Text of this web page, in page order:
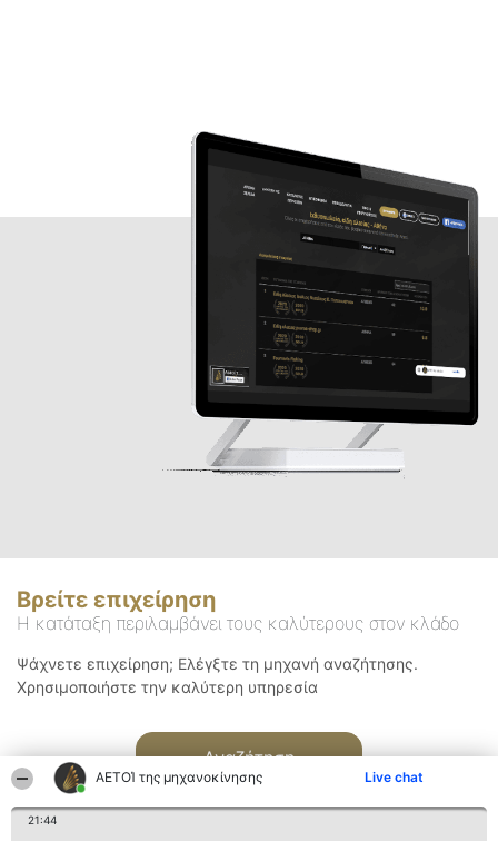
ΑΕΤΟΊ της μηχανοκίνησης Live chat
21:44
Βρείτε επιχείρηση
Η κατάταξη περιλαμβάνει τους καλύτερους στον κλάδο
Ψάχνετε επιχείρηση; Ελέγξτε τη μηχανή αναζήτησης.
Χρησιμοποιήστε την καλύτερη υπηρεσία
Αναζήτηση